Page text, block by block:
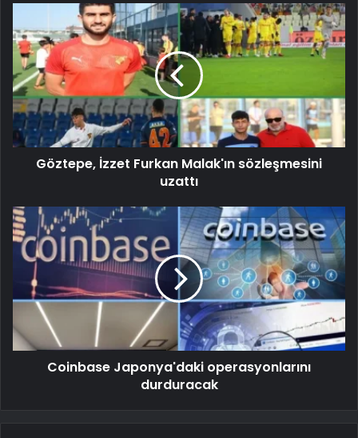
Göztepe, İzzet Furkan Malak'ın sözleşmesini
uzattı
Coinbase Japonya'daki operasyonlarını
durduracak